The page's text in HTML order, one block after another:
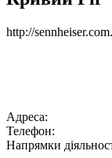
http://
Адреса:
Телефон:
Напрямки